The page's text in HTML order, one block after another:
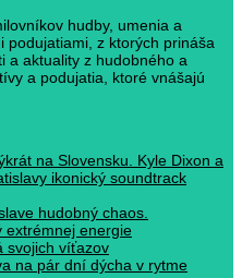
hudby, umenia a
podujatiami, z ktorých prináša
a aktuality z hudobného a
a podujatia, ktoré vnášajú
na Slovensku. Kyle Dixon a
ikonický soundtrack
hudobný chaos.
extrémnej energie
svojich víťazov
na pár dní dýcha v rytme